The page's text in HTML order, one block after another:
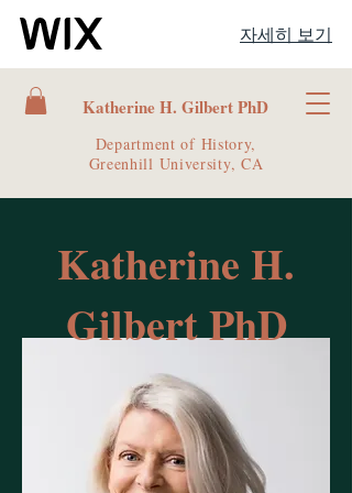
자세히 보기